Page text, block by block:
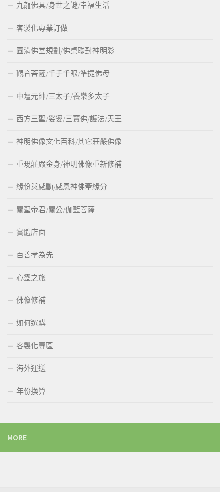
九龍佛具/身世之謎/幸福生活
客製化專業訂做
圓滿佛堂規劃/佛桌聯對神明彩
觀音菩薩/千手千眼/準提佛母
中壇元帥/三太子/養樂多太子
西方三聖/娑婆/三寶佛/護法/天王
神明佛像文化百科/其它莊嚴佛像
重現莊嚴金身/神明佛像重新修補
緣份與感動/感恩神佛牽緣分
關聖帝君/關公/伽藍菩薩
實體店面
百善孝為先
心靈之旅
佛像修補
如何選購
客製化專區
海外運送
年份換算
MORE